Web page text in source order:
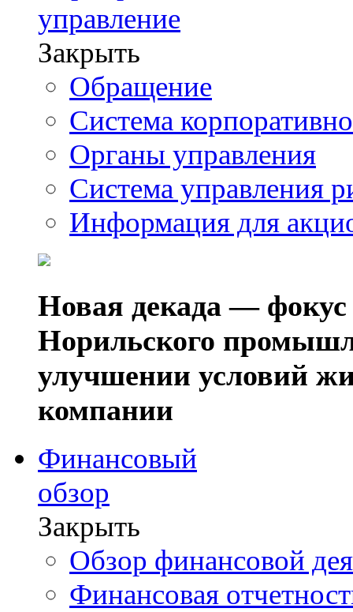
управление
Закрыть
Обращение
Система
Органы управления
Система управления
Информация для
Новая декада — фокус
Норильского
улучшении условий
компании
Финансовый
обзор
Закрыть
Обзор финансовой
Финансовая